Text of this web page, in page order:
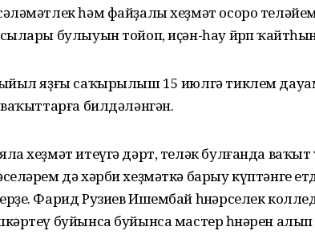
һәм файҙалы хеҙмәт осоро
булыуын тойоп, иҫән-һау йөрөп
яҙғы саҡырылыш 15 июлгә тиклем дауам
билдәләнгән.
хеҙмәт итеүгә дәрт, теләк булғанда ваҡыт
дә хәрби хеҙмәткә барыу күптәнге
Фарид Рузиев Ишембай һөнәрселек
буйынса буйынса мастер һөнәрен